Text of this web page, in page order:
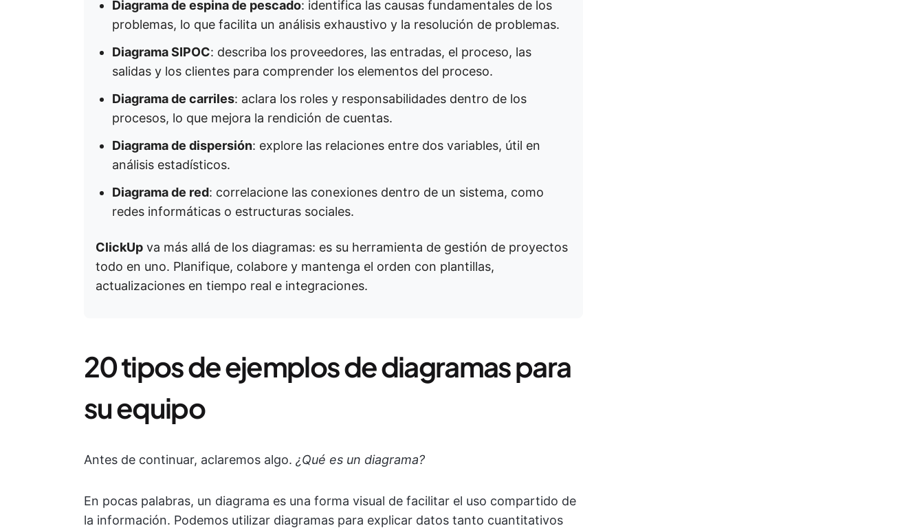
Diagrama de espina de pescado: identifica las causas fundamentales de los
problemas, lo que facilita un análisis exhaustivo y la resolución de problemas. ​
Diagrama SIPOC: describa los proveedores, las entradas, el proceso, las
salidas y los clientes para comprender los elementos del proceso. ​
Diagrama de carriles: aclara los roles y responsabilidades dentro de los
procesos, lo que mejora la rendición de cuentas. ​
Diagrama de dispersión: explore las relaciones entre dos variables, útil en
análisis estadísticos. ​
Diagrama de red: correlacione las conexiones dentro de un sistema, como
redes informáticas o estructuras sociales.
ClickUp va más allá de los diagramas: es su herramienta de gestión de proyectos
todo en uno. Planifique, colabore y mantenga el orden con plantillas,
actualizaciones en tiempo real e integraciones.
20 tipos de ejemplos de diagramas para
su equipo
Antes de continuar, aclaremos algo. ¿Qué es un diagrama?
En pocas palabras, un diagrama es una forma visual de facilitar el uso compartido de
la información. Podemos utilizar diagramas para explicar datos tanto cuantitativos